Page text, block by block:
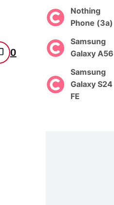
0
Nothing
Phone (3a)
Samsung
Galaxy A56
Samsung
Galaxy S24
FE